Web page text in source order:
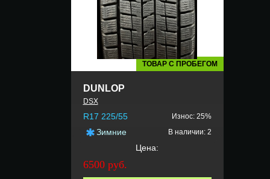
ТОВАР С ПРОБЕГОМ
DUNLOP
DSX
R17 225/55 Износ: 25%
Зимние В наличии: 2
Цена:
6500 руб.